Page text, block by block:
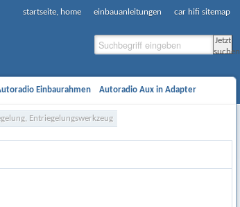
startseite, home einbauanleitungen car hifi sitemap
Einbaurahmen Autoradio Aux in Adapter
Car Hifi Verstärker
Kundeninfo Newsletter Suche
Jetzt
suchen
Entriegelungswerkzeug